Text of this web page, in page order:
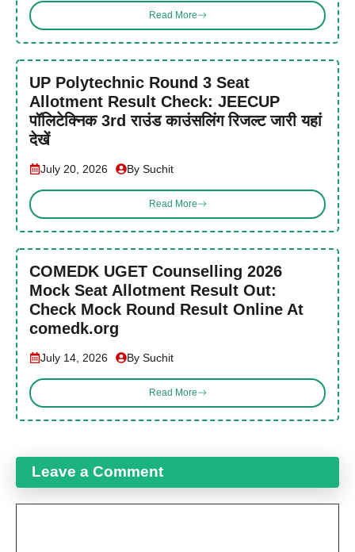
Read More
UP Polytechnic Round 3 Seat
Allotment Result Check: JEECUP
पॉलिटेक्निक 3rd राउंड काउंसलिंग रिजल्ट जारी यहां
देखें
July 20, 2026 By Suchit
Read More
COMEDK UGET Counselling 2026
Mock Seat Allotment Result Out:
Check Mock Round Result Online At
comedk.org
July 14, 2026 By Suchit
Read More
Leave a Comment